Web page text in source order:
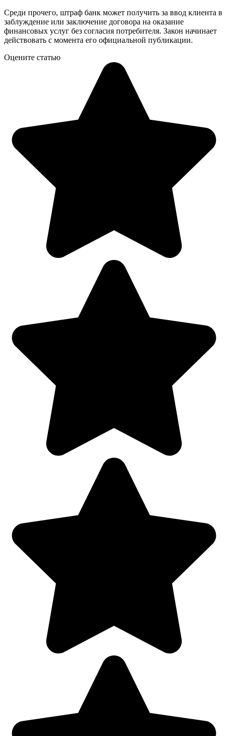
Среди прочего, штраф банк может получить за ввод клиента в
заблуждение или заключение договора на оказание
финансовых услуг без согласия потребителя. Закон начинает
действовать с момента его официальной публикации.
Оцените статью